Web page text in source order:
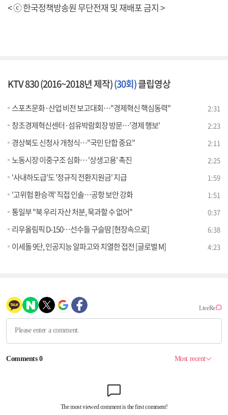
< ⓒ 한국정책방송원 무단전재 및 재배포 금지 >
KTV 830 (2016~2018년 제작)(30회)클립영상
스포츠문화·산업 비전 보고대회…"경제혁신 핵심동력" 2:31
창조경제혁신센터·섬유박람회장 방문…'경제 행보' 2:23
경상북도 신청사 개청식…"국민 단합 중요" 2:11
노동시장 이중구조 심화… '상생고용' 촉진 2:25
'사내하도급'도 '정규직 전환지원금' 지급 1:59
'고위험 환승객' 직접 인솔…공항 보안 강화 1:51
통일부 "북 우리 자산 처분, 묵과할 수 없어" 0:37
리우올림픽 D-150…선수들 구슬땀 [현장속으로] 6:38
이세돌 9단, 인공지능 알파고와 치열한 접전 [글로벌 M] 4:23